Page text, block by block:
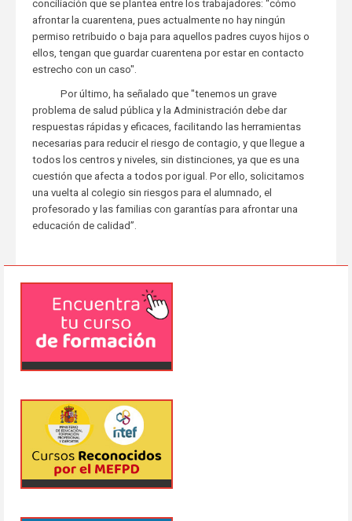
conciliación que se plantea entre los trabajadores: “cómo
afrontar la cuarentena, pues actualmente no hay ningún
permiso retribuido o baja para aquellos padres cuyos hijos o
ellos, tengan que guardar cuarentena por estar en contacto
estrecho con un caso".
Por último, ha señalado que "tenemos un grave
problema de salud pública y la Administración debe dar
respuestas rápidas y eficaces, facilitando las herramientas
necesarias para reducir el riesgo de contagio, y que llegue a
todos los centros y niveles, sin distinciones, ya que es una
cuestión que afecta a todos por igual. Por ello, solicitamos
una vuelta al colegio sin riesgos para el alumnado, el
profesorado y las familias con garantías para afrontar una
educación de calidad”.